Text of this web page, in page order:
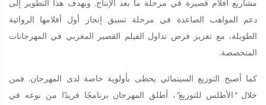
مشاريع أفلام قصيرة في مرحلة ما بعد الإنتاج. ويهدف هذا التطوير إلى
دعم المواهب الصاعدة في مرحلة تسبق إنجاز أول أفلامها الروائية
الطويلة، مع تعزيز فرص تداول الفيلم القصير المغربي في المهرجانات
المتخصصة.
كما أصبح التوزيع السينمائي يحظى بأولوية خاصة لدى المهرجان. فمن
خلال"الأطلس للتوزيع"، أطلق المهرجان برنامجًا فريدًا من نوعه في